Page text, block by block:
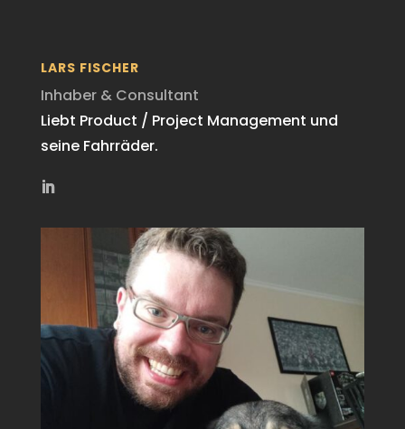
LARS FISCHER
Inhaber & Consultant
Liebt Product / Project Management und
seine Fahrräder.